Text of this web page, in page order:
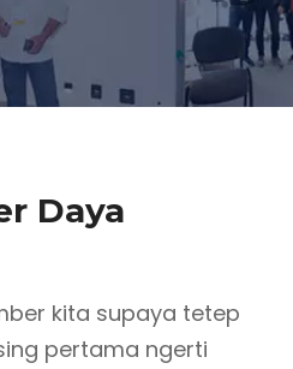
Daya
kita supaya tetep
pertama ngerti